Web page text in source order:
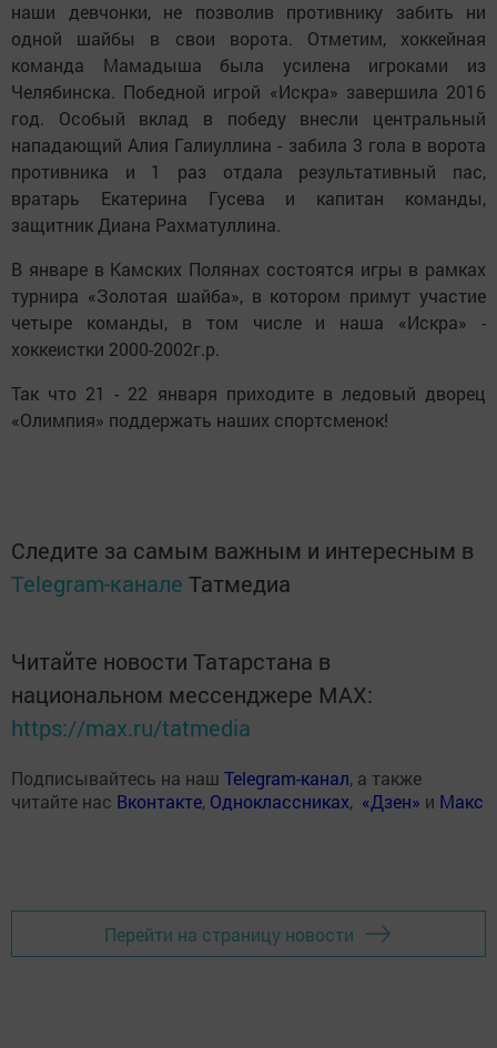
наши девчонки, не позволив противнику забить ни
одной шайбы в свои ворота. Отметим, хоккейная
команда Мамадыша была усилена игроками из
Челябинска. Победной игрой «Искра» завершила 2016
год. Особый вклад в победу внесли центральный
нападающий Алия Галиуллина - забила 3 гола в ворота
противника и 1 раз отдала результативный пас,
вратарь Екатерина Гусева и капитан команды,
защитник Диана Рахматуллина.
В январе в Камских Полянах состоятся игры в рамках
турнира «Золотая шайба», в котором примут участие
четыре команды, в том числе и наша «Искра» -
хоккеистки 2000-2002г.р.
Так что 21 - 22 января приходите в ледовый дворец
«Олимпия» поддержать наших спортсменок!
Следите за самым важным и интересным в
Telegram-канале Татмедиа
Читайте новости Татарстана в
национальном мессенджере MАХ:
https://max.ru/tatmedia
Подписывайтесь на наш Telegram-канал, а также
читайте нас Вконтакте, Одноклассниках, «Дзен» и Макс
Перейти на страницу новости